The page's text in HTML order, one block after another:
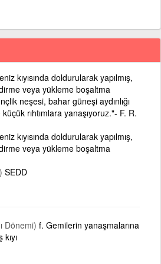
kıyısında doldurularak yapılmış,
veya yükleme boşaltma
neşesi, bahar güneşi aydınlığı
rıhtımlara yanaşıyoruz."- F. R.
kıyısında doldurularak yapılmış,
veya yükleme boşaltma
SEDD
Dönemi) f. Gemilerin yanaşmalarına